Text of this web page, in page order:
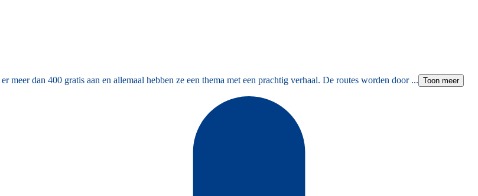
dan 400 gratis aan en allemaal hebben ze een thema met een prachtig verhaal. De routes worden door ... Toon meer